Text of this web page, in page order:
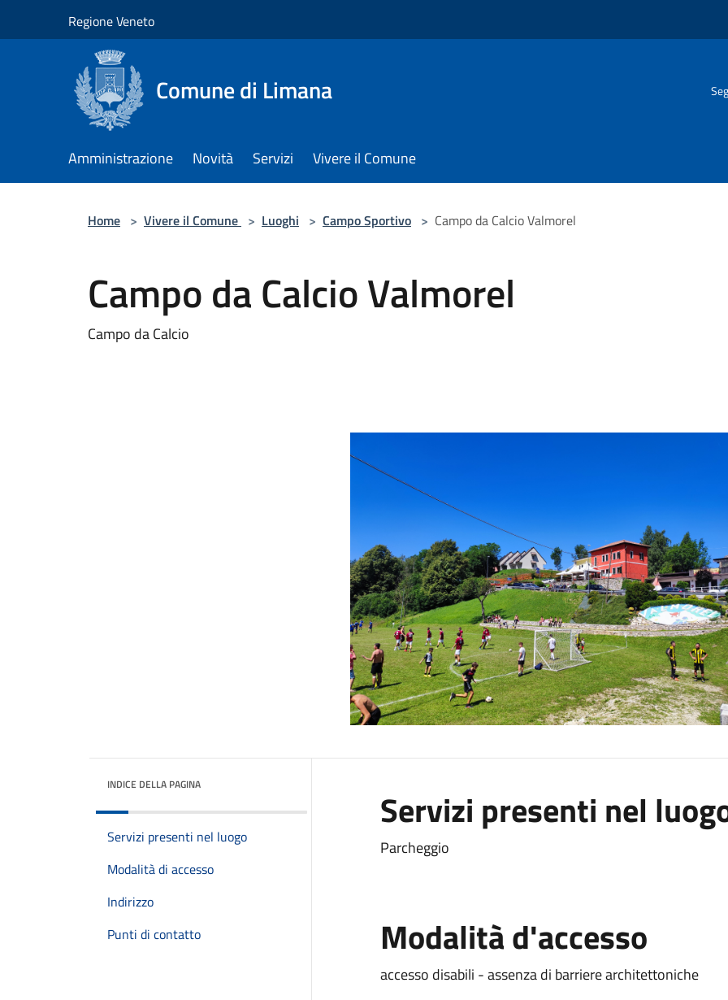
Regione Veneto
Comune di Limana
Amministrazione Novità Servizi Vivere il Comune
Home > Vivere il Comune > Luoghi > Campo Sportivo > Campo da Calcio Valmorel
Campo da Calcio Valmorel
Campo da Calcio
INDICE DELLA PAGINA
Servizi presenti nel luogo
Modalità di accesso
Indirizzo
Punti di contatto
Servizi presenti nel
Parcheggio
Modalità d'accesso
accesso disabili - assenza di barriere architettoniche